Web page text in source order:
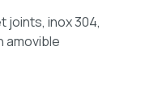
joints, inox 304,
amovible